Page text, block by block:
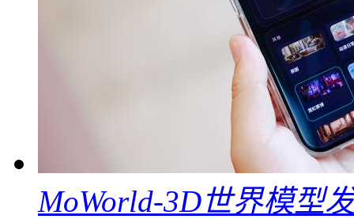
MoWorld-3D世界模型